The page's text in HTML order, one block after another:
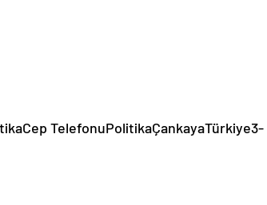
Cep TelefonuPolitikaÇankayaTürkiye3-